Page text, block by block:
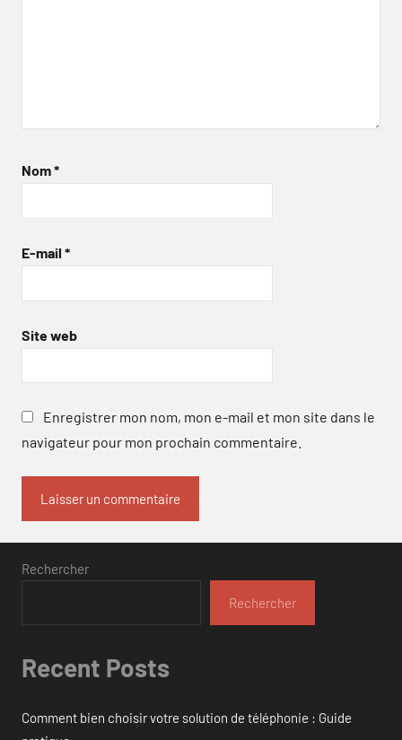
Nom*
E-mail *
Site web
Enregistrer mon nom, mon e-mail et mon site dans le
navigateur pour mon prochain commentaire.
Rechercher
Rechercher
Recent Posts
Comment bien choisir votre solution de téléphonie : Guide